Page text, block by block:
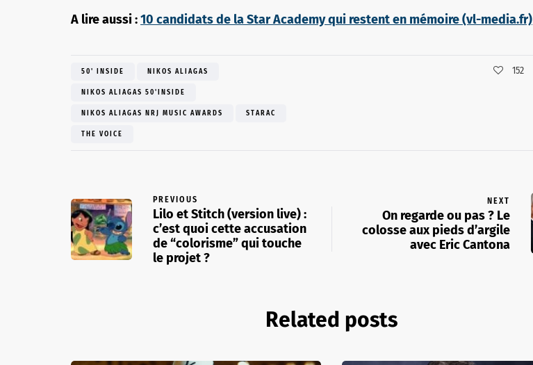
A lire aussi :10 candidats de la Star Academy qui restent en mémoire (vl-media.fr)
50' INSIDE NIKOS ALIAGAS
NIKOS ALIAGAS 50'INSIDE
NIKOS ALIAGAS NRJ MUSIC AWARDS STARAC
THE VOICE
152
PREVIOUS
Lilo et Stitch (version live) :
c’est quoi cette accusation
de “colorisme” qui touche
le projet ?
NEXT
On regarde ou pas ? Le
colosse aux pieds d’argile
avec Eric Cantona
Related posts